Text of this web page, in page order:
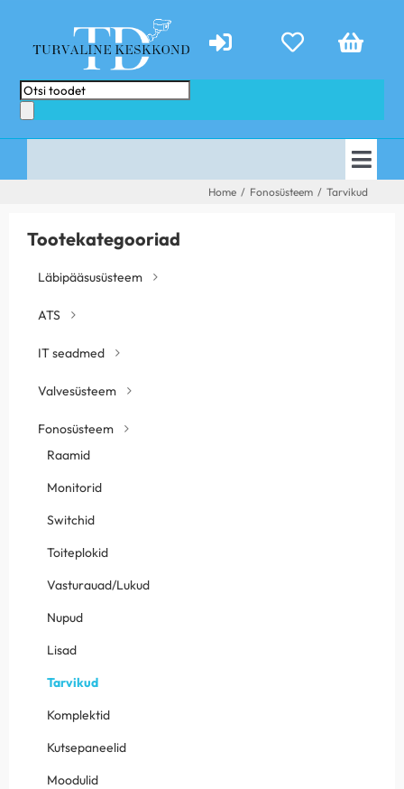
content
Products
search
PAKKUMISED
TEENUSED
KONTAKT
TEHTUD TÖÖD
Home / Fonosüsteem / Tarvikud
Tootekategooriad
Läbipääsusüsteem
ATS
IT seadmed
Valvesüsteem
Fonosüsteem
Raamid
Monitorid
Switchid
Toiteplokid
Vasturauad/Lukud
Nupud
Lisad
Tarvikud
Komplektid
Kutsepaneelid
Moodulid